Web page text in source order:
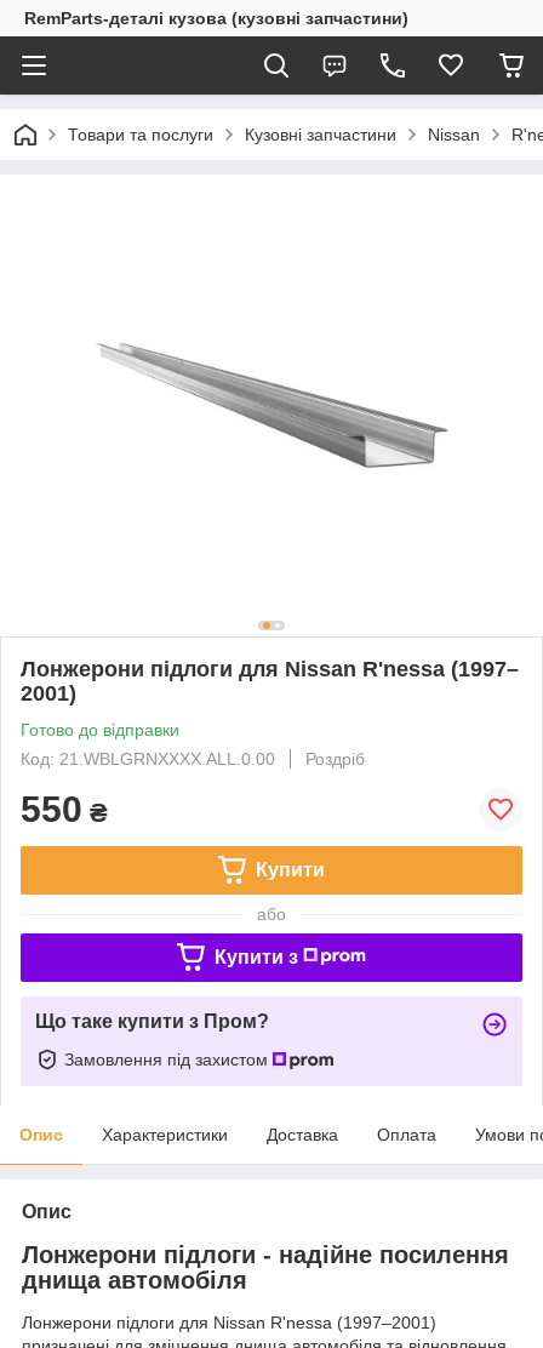
RemParts-деталі кузова (кузовні запчастини)
Товари та послуги Кузовні запчастини Nissan
Лонжерони підлоги для Nissan R'nessa (1997–
2001)
Готово до відправки
Код: 21.WBLGRNXXXX.ALL.0.00
Роздріб
550 ₴
Купити
або
Купити з
Що таке купити з Пром?
Замовлення під захистом
Опис Характеристики Доставка Оплата Умови
Опис
Лонжерони підлоги - надійне посилення
днища автомобіля
Лонжерони підлоги для Nissan R'nessa (1997–2001)